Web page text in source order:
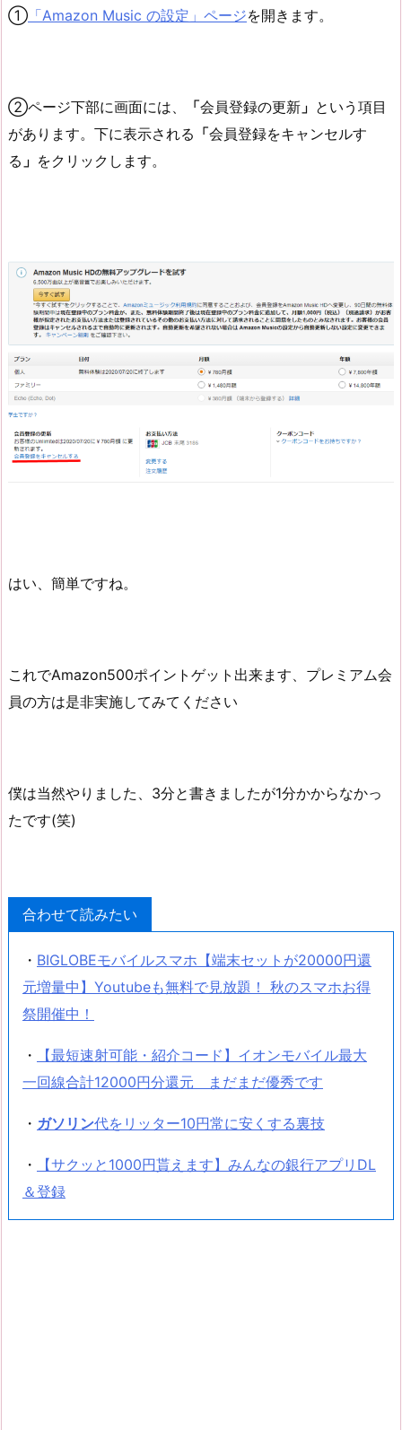
① 「Amazon Music の設定」ページを開きます。
②ページ下部に画面には、 「会員登録の更新 」 という項目
があります。下に表示される 「会員登録をキャンセルす
る 」 をクリックします。
はい、簡単ですね。
これでAmazon500ポイントゲット出来ます、プレミアム会
員の方は是非実施してみてください
僕は当然やりました、3分と書きましたが1分かからなかっ
たです(笑)
合わせて読みたい
・ BIGLOBEモバイルスマホ【端末セットが20000円還
元増量中】Youtubeも無料で見放題！ 秋のスマホお得
祭開催中！
・
【最短速射可能・紹介コード】イオンモバイル最大
一回線合計12000円分還元 まだまだ優秀です
・ ガソリン代をリッター10円常に安くする裏技
・
【サクッと1000円貰えます】みんなの銀行アプリDL
＆登録